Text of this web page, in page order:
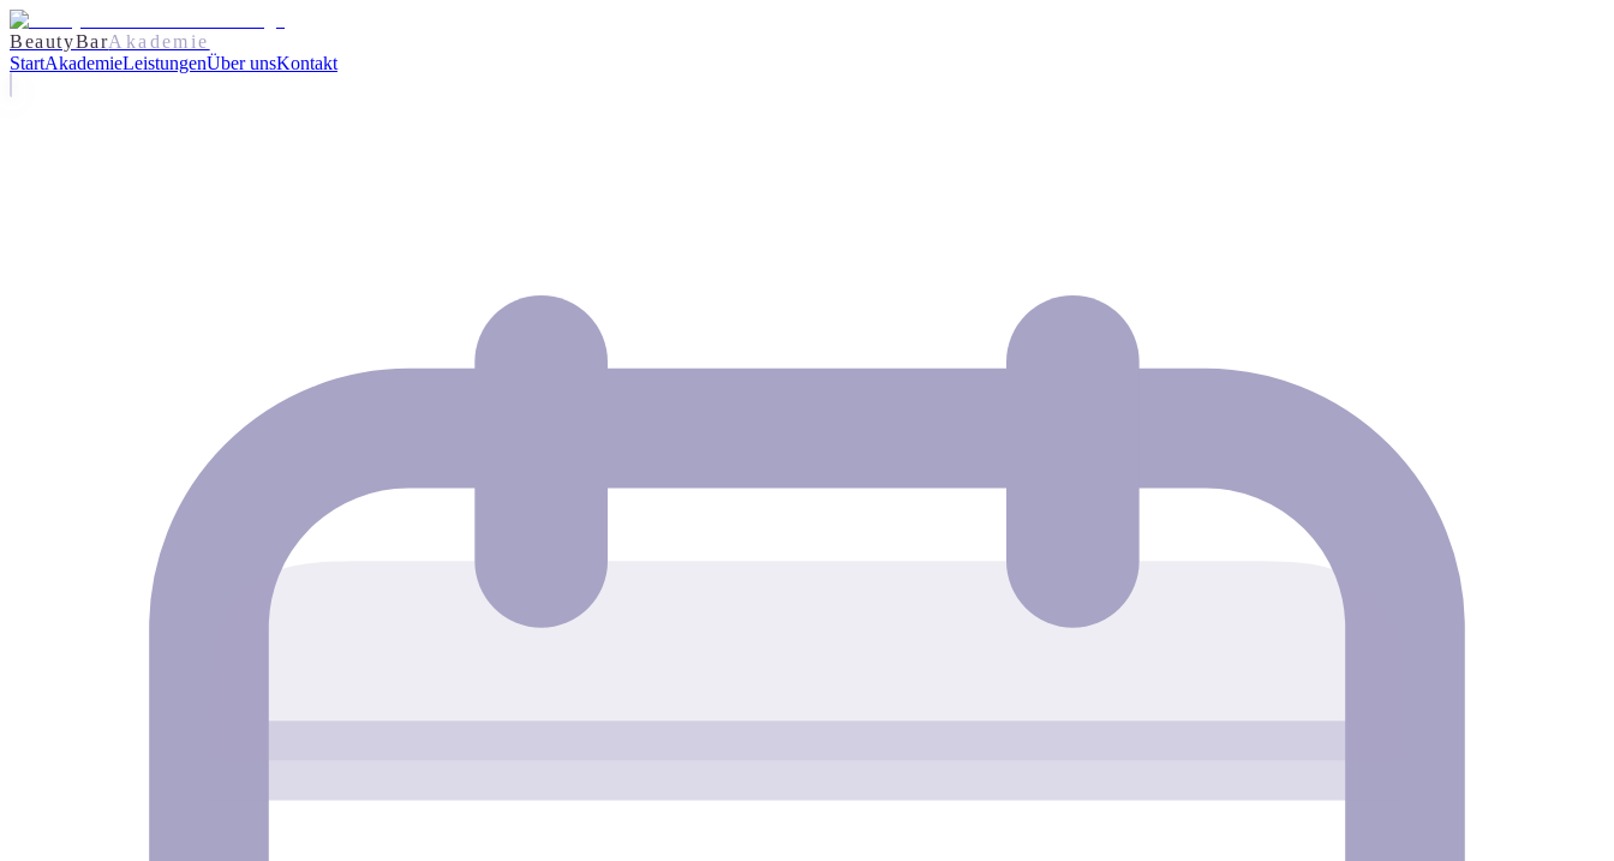
BeautyBarAkademie
StartAkademieLeistungenÜber unsKontakt